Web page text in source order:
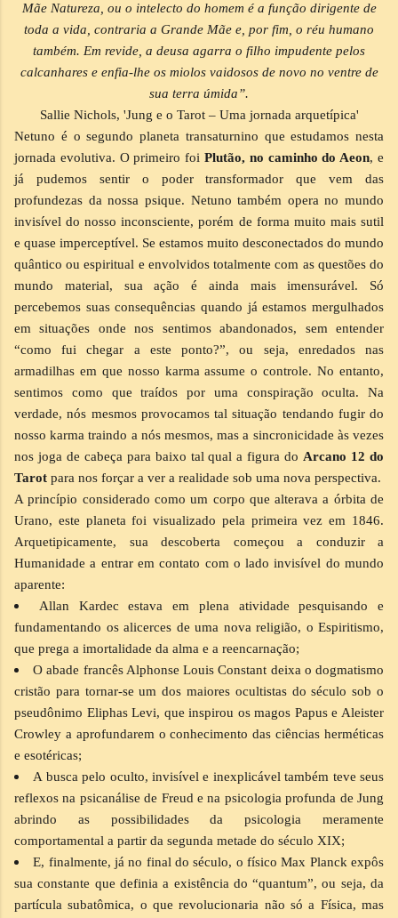
Mãe Natureza, ou o intelecto do homem é a função dirigente de
toda a vida, contraria a Grande Mãe e, por fim, o réu humano
também. Em revide, a deusa agarra o filho impudente pelos
calcanhares e enfia-lhe os miolos vaidosos de novo no ventre de
sua terra úmida”.
Sallie Nichols, 'Jung e o Tarot – Uma jornada arquetípica'
Netuno é o segundo planeta transaturnino que estudamos nesta
jornada evolutiva. O primeiro foi Plutão, no caminho do Aeon, e
já pudemos sentir o poder transformador que vem das
profundezas da nossa psique. Netuno também opera no mundo
invisível do nosso inconsciente, porém de forma muito mais sutil
e quase imperceptível. Se estamos muito desconectados do mundo
quântico ou espiritual e envolvidos totalmente com as questões do
mundo material, sua ação é ainda mais imensurável. Só
percebemos suas consequências quando já estamos mergulhados
em situações onde nos sentimos abandonados, sem entender
“como fui chegar a este ponto?”, ou seja, enredados nas
armadilhas em que nosso karma assume o controle. No entanto,
sentimos como que traídos por uma conspiração oculta. Na
verdade, nós mesmos provocamos tal situação tendando fugir do
nosso karma traindo a nós mesmos, mas a sincronicidade às vezes
nos joga de cabeça para baixo tal qual a figura do Arcano 12 do
Tarot para nos forçar a ver a realidade sob uma nova perspectiva.
A princípio considerado como um corpo que alterava a órbita de
Urano, este planeta foi visualizado pela primeira vez em 1846.
Arquetipicamente, sua descoberta começou a conduzir a
Humanidade a entrar em contato com o lado invisível do mundo
aparente:
Allan Kardec estava em plena atividade pesquisando e
fundamentando os alicerces de uma nova religião, o Espiritismo,
que prega a imortalidade da alma e a reencarnação;
O abade francês Alphonse Louis Constant deixa o dogmatismo
cristão para tornar-se um dos maiores ocultistas do século sob o
pseudônimo Eliphas Levi, que inspirou os magos Papus e Aleister
Crowley a aprofundarem o conhecimento das ciências herméticas
e esotéricas;
A busca pelo oculto, invisível e inexplicável também teve seus
reflexos na psicanálise de Freud e na psicologia profunda de Jung
abrindo as possibilidades da psicologia meramente
comportamental a partir da segunda metade do século XIX;
E, finalmente, já no final do século, o físico Max Planck expôs
sua constante que definia a existência do “quantum”, ou seja, da
partícula subatômica, o que revolucionaria não só a Física, mas